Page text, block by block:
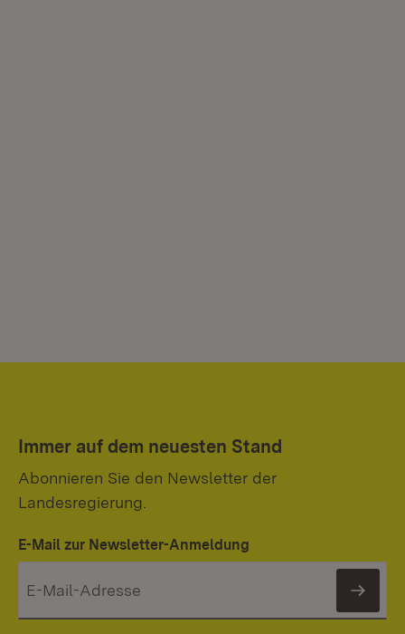
Immer auf dem neuesten Stand
Abonnieren Sie den Newsletter der
Landesregierung.
E-Mail zur Newsletter-Anmeldung